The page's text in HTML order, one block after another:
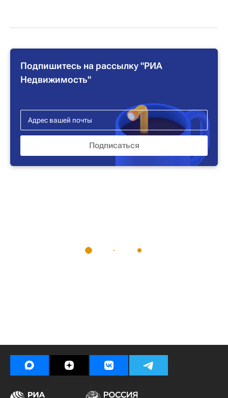
Подпишитесь на рассылку "РИА
Недвижимость"